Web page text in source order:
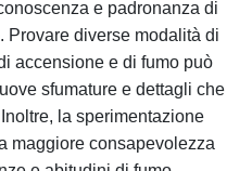
e padronanza di
Provare diverse modalità di
accensione e di fumo può
sfumature e dettagli che
la sperimentazione
maggiore consapevolezza